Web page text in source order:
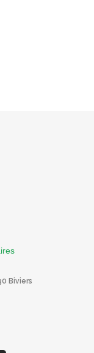
Biviers